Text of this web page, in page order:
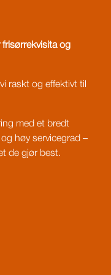
frisørrekvisita og
raskt og effektivt til
med et bredt
høy servicegrad –
de gjør best.